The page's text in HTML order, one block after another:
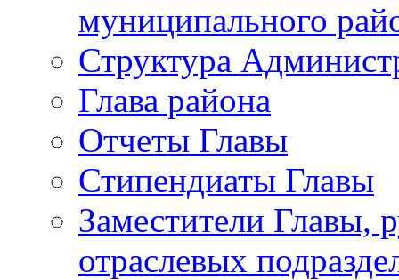
муниципального
Структура
Глава района
Отчеты Главы
Стипендиаты Главы
Заместители Главы,
отраслевых